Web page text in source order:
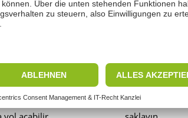
4,4'-Metilen difenil diizosiyanat
zararlıdır.
P101: Tıbbi